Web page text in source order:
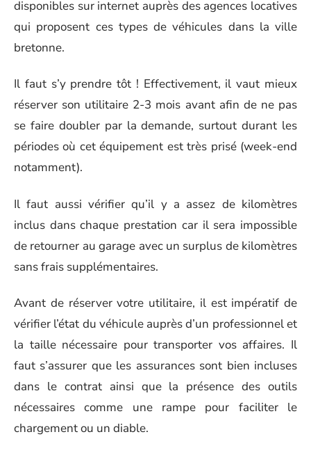
disponibles sur internet auprès des agences locatives
qui proposent ces types de véhicules dans la ville
bretonne.
Il faut s’y prendre tôt ! Effectivement, il vaut mieux
réserver son utilitaire 2-3 mois avant afin de ne pas
se faire doubler par la demande, surtout durant les
périodes où cet équipement est très prisé (week-end
notamment).
Il faut aussi vérifier qu’il y a assez de kilomètres
inclus dans chaque prestation car il sera impossible
de retourner au garage avec un surplus de kilomètres
sans frais supplémentaires.
Avant de réserver votre utilitaire, il est impératif de
vérifier l’état du véhicule auprès d’un professionnel et
la taille nécessaire pour transporter vos affaires. Il
faut s’assurer que les assurances sont bien incluses
dans le contrat ainsi que la présence des outils
nécessaires comme une rampe pour faciliter le
chargement ou un diable.